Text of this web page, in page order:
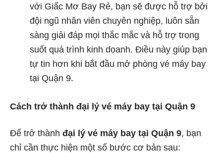
với Giấc Mơ Bay Rẻ, bạn sẽ được hỗ trợ bởi
đội ngũ nhân viên chuyên nghiệp, luôn sẵn
sàng giải đáp mọi thắc mắc và hỗ trợ trong
suốt quá trình kinh doanh. Điều này giúp bạn
tự tin hơn khi bắt đầu mở phòng vé máy bay
tại Quận 9.
Cách trở thành đại lý vé máy bay tại Quận 9
Để trở thành đại lý vé máy bay tại Quận 9, bạn
chỉ cần thực hiện một số bước cơ bản sau: